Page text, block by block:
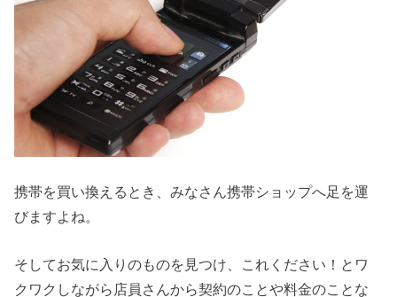
携帯を買い換えるとき、みなさん携帯ショップへ足を運
びますよね。
そしてお気に入りのものを見つけ、これください！とワ
クワクしながら店員さんから契約のことや料金のことな